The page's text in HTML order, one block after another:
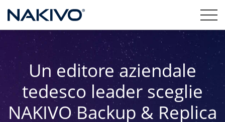
Un editore aziendale
tedesco leader sceglie
NAKIVO Backup & Replica